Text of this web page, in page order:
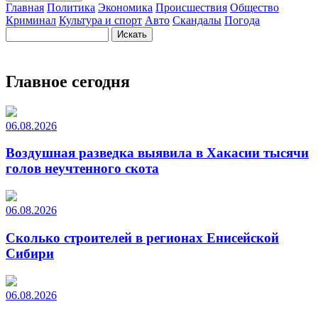
Главная Политика Экономика Происшествия Общество
Криминал Культура и спорт Авто Скандалы Погода
Главное сегодня
06.08.2026
Воздушная разведка выявила в Хакасии тысячи
голов неучтенного скота
06.08.2026
Сколько строителей в регионах Енисейской
Сибири
06.08.2026